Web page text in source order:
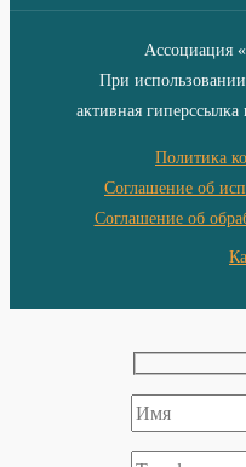
Ассоциация
При
активная гиперссылка
Политика
Соглашение об
Соглашение об